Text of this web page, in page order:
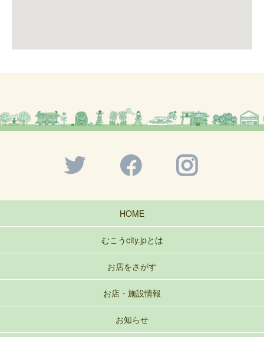
HOME
むこうcity.jpとは
お店をさがす
お店・施設情報
お知らせ